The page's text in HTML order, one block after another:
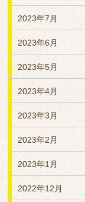
2023年7月
2023年6月
2023年5月
2023年4月
2023年3月
2023年2月
2023年1月
2022年12月